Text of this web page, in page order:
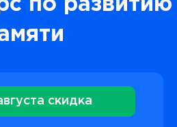
по развитию
скидка